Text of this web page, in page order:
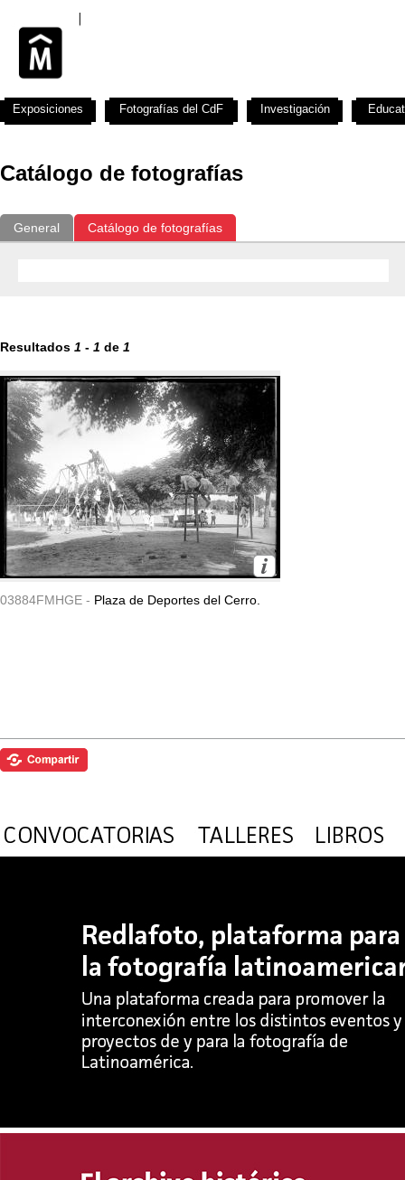
Catálogo de fotografías
General Catálogo de fotografías
Resultados 1 - 1 de 1
03884FMHGE - Plaza de Deportes del Cerro.
Exposiciones Fotografías del CdF Investigación